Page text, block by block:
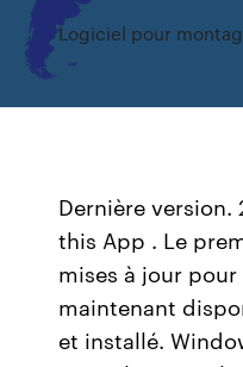
Logiciel pour
Dernière version.
this App . Le
mises à jour
maintenant
et installé.